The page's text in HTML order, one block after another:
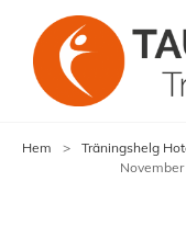
Hem > Träningshelg